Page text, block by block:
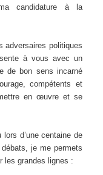
candidature à la
adversaires politiques
à vous avec un
de bon sens incarné
compétents et
en œuvre et se
d’une centaine de
je me permets
les grandes lignes :